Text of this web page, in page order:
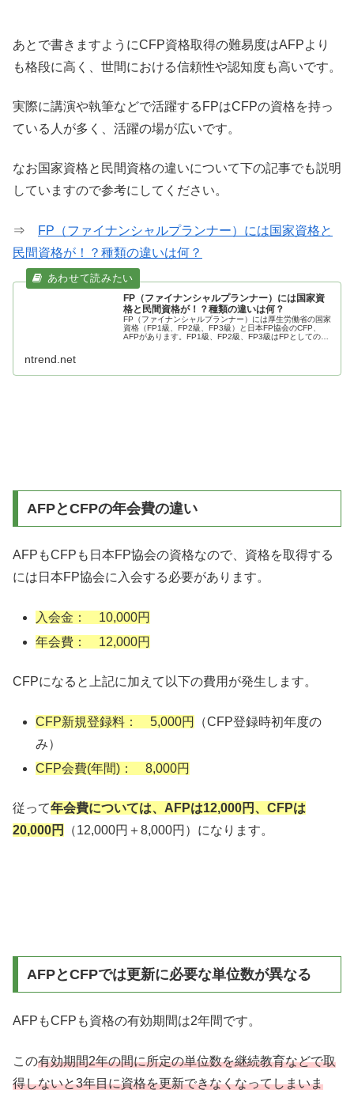
あとで書きますようにCFP資格取得の難易度はAFPより
も格段に高く、世間における信頼性や認知度も高いです。
実際に講演や執筆などで活躍するFPはCFPの資格を持っ
ている人が多く、活躍の場が広いです。
なお国家資格と民間資格の違いについて下の記事でも説明
していますので参考にしてください。
⇒
FP（ファイナンシャルプランナー）には国家資格と
民間資格が！？種類の違いは何？
FP（ファイナンシャルプランナー）には国家資
格と民間資格が！？種類の違いは何？
FP（ファイナンシャルプランナー）には厚生労働省の国家
資格（FP1級、FP2級、FP3級）と日本FP協会のCFP、
AFPがあります。FP1級、FP2級、FP3級はFPとしての知
ntrend.net
AFPとCFPの年会費の違い
AFPもCFPも日本FP協会の資格なので、資格を取得する
には日本FP協会に入会する必要があります。
入会金： 10,000円
年会費： 12,000円
CFPになると上記に加えて以下の費用が発生します。
CFP新規登録料： 5,000円
（CFP登録時初年度の
み）
CFP会費(年間)： 8,000円
従って年会費については、AFPは12,000円、CFPは
20,000円
（12,000円＋8,000円）になります。
AFPとCFPでは更新に必要な単位数が異なる
AFPもCFPも資格の有効期間は2年間です。
この有効期間2年の間に所定の単位数を継続教育などで取
得しないと3年目に資格を更新できなくなってしまいま